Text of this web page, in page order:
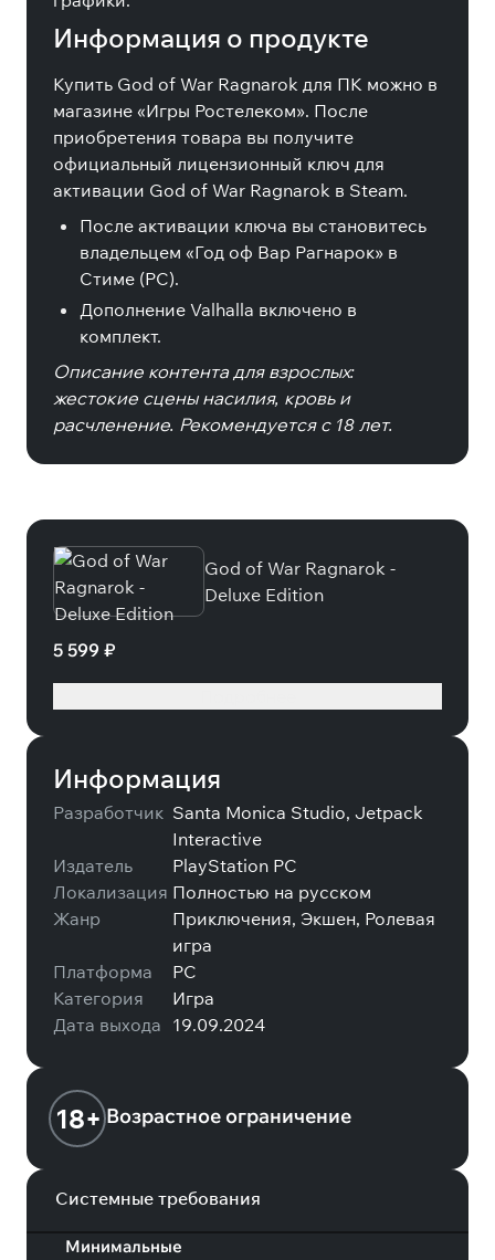
Информация о продукте
Купить God of War Ragnarok для ПК можно в
магазине «Игры Ростелеком». После
приобретения товара вы получите
официальный лицензионный ключ для
активации God of War Ragnarok в Steam.
После активации ключа вы становитесь
владельцем «Год оф Вар Рагнарок» в
Стиме (PC).
Дополнение Valhalla включено в
комплект.
Описание контента для взрослых:
жестокие сцены насилия, кровь и
расчленение. Рекомендуется с 18 лет.
God of War Ragnarok -
Deluxe Edition
5 599 ₽
Информация
Разработчик Santa Monica Studio, Jetpack
Interactive
Издатель
PlayStation PC
Локализация Полностью на русском
Жанр
Приключения, Экшен, Ролевая
игра
Платформа
PC
Категория
Игра
Дата выхода 19.09.2024
18+ Возрастное ограничение
Системные требования
Минимальные